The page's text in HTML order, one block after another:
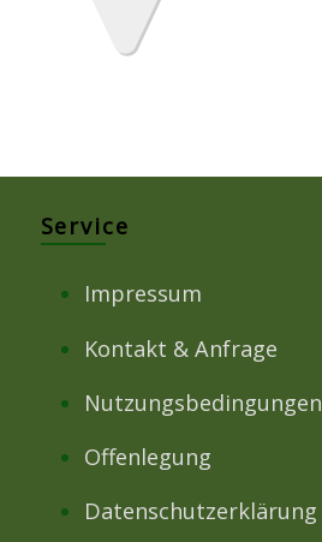
Service
Impressum
Kontakt & Anfrage
Nutzungsbedingungen
Offenlegung
Datenschutzerklärung